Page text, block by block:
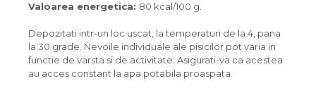
Valoarea energetica: 80 kcal/100 g.
Depozitati intr-un loc uscat, la temperaturi de la 4, pana
la 30 grade. Nevoile individuale ale pisicilor pot varia in
functie de varsta si de activitate. Asigurati-va ca acestea
au acces constant la apa potabila proaspata.